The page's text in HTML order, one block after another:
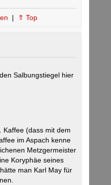
| ⇑ Top
Salbungstiegel hier
Kaffee (dass mit dem
im Aspach kenne
Metzgermeister
Koryphäe seines
man Karl May für